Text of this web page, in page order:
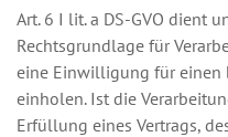
Art. 6 I lit. a DS-GVO dient
Rechtsgrundlage für
eine Einwilligung für einen
einholen. Ist die
Erfüllung eines Vertrags,